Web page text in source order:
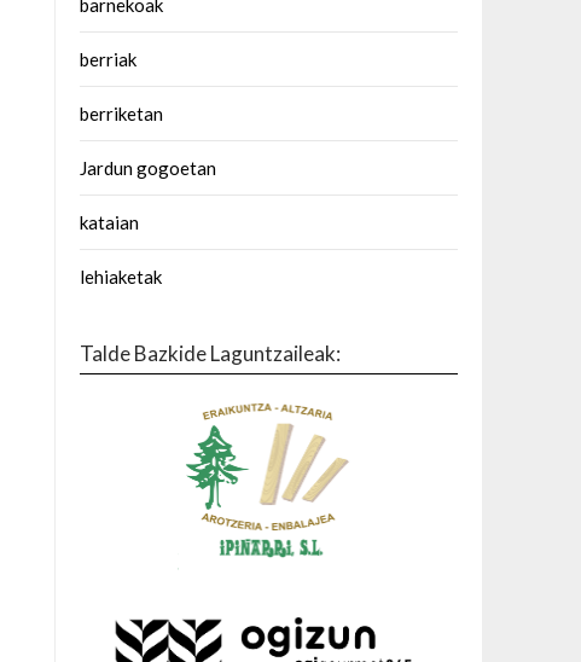
barnekoak
berriak
berriketan
Jardun gogoetan
kataian
lehiaketak
Talde Bazkide Laguntzaileak: